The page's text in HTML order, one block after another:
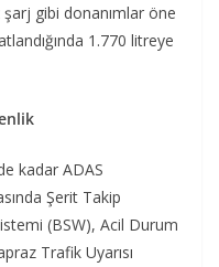
gibi donanımlar öne
1.770 litreye
kadar ADAS
Şerit Takip
(BSW), Acil Durum
Trafik Uyarısı